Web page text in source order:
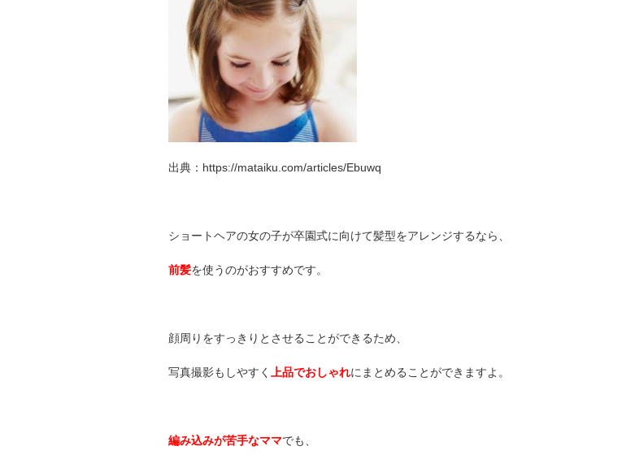
出典：https://mataiku.com/articles/Ebuwq
ショートヘアの女の子が卒園式に向けて髪型をアレンジするなら、
前髪を使うのがおすすめです。
顔周りをすっきりとさせることができるため、
写真撮影もしやすく 上品でおしゃれにまとめることができますよ。
編み込みが苦手なママでも、